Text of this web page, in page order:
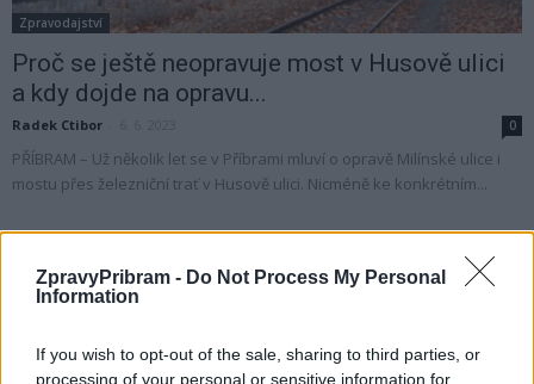
ZpravyPribram - Do Not Process My Personal
Information
If you wish to opt-out of the sale, sharing to third parties, or
processing of your personal or sensitive information for
Zpravodajství
Proč se ještě neopravuje most v Husově ulici
a kdy dojde na opravu...
Radek Ctibor 0
PŘÍBRAM – Už několik let se v Příbrami mluví o opravě Milínské ulice i
mostu přes železniční trať v Husově ulici. Nicméně ke konkrétním...